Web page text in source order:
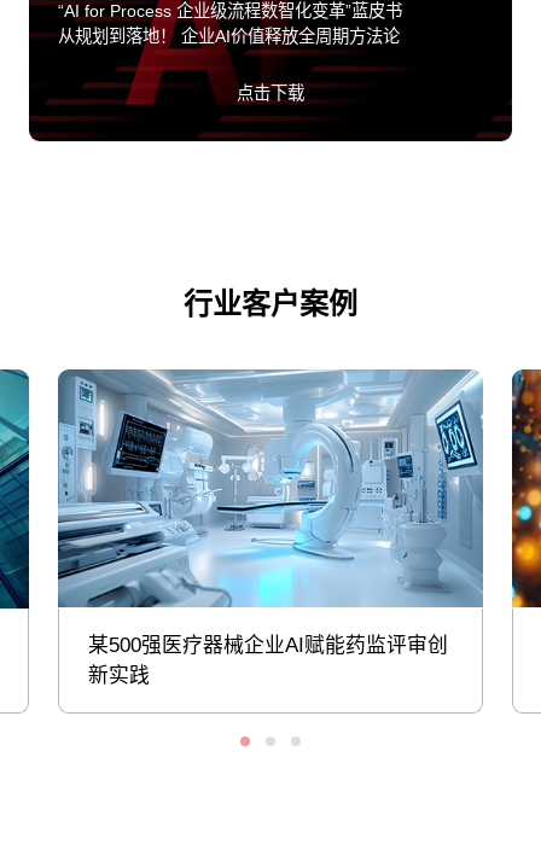
“AI for Process 企业级流程数智化变革”蓝皮书
从规划到落地！ 企业AI价值释放全周期方法论
点击下载
行业客户案例
某500强医疗器械企业AI赋能药监评审创
新实践